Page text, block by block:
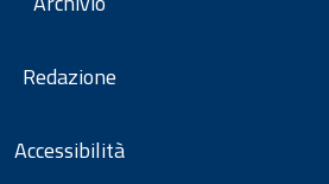
Redazione
Accessibilità